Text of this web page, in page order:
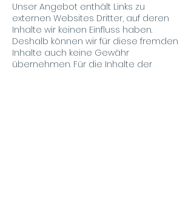
Unser Angebot enthält Links zu
externen Websites Dritter, auf deren
Inhalte wir keinen Einfluss haben.
Deshalb können wir für diese fremden
Inhalte auch keine Gewähr
übernehmen. Für die Inhalte der